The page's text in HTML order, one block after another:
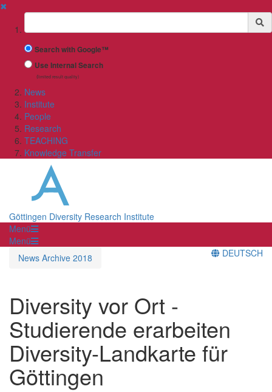
✖
Suchbegriff
Search with Google™
Use Internal Search
(limited result quality)
News
Institute
People
Research
TEACHING
Knowledge Transfer
Göttingen Diversity Research Institute
Menü
Menü
News Archive 2018
DEUTSCH
Diversity vor Ort -
Studierende erarbeiten
Diversity-Landkarte für
Göttingen